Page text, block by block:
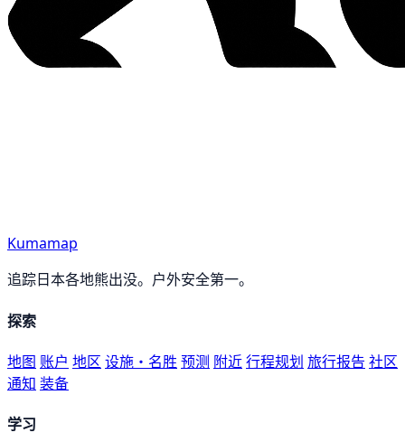
Kumamap
追踪日本各地熊出没。户外安全第一。
探索
地图 账户 地区 设施・名胜 预测 附近行程规划 旅行报告 社区
通知 装备
学习